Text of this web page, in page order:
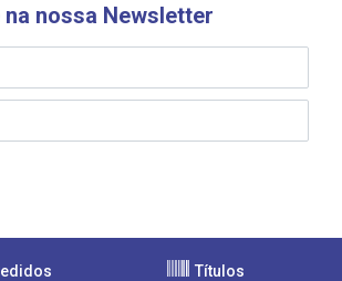
nossa Newsletter
Títulos